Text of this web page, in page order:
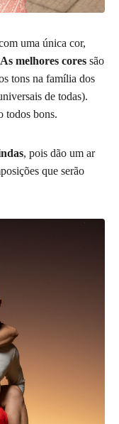
uma única cor,
As melhores cores são
tons na família dos
de todas).
todos bons.
, pois dão um ar
que serão